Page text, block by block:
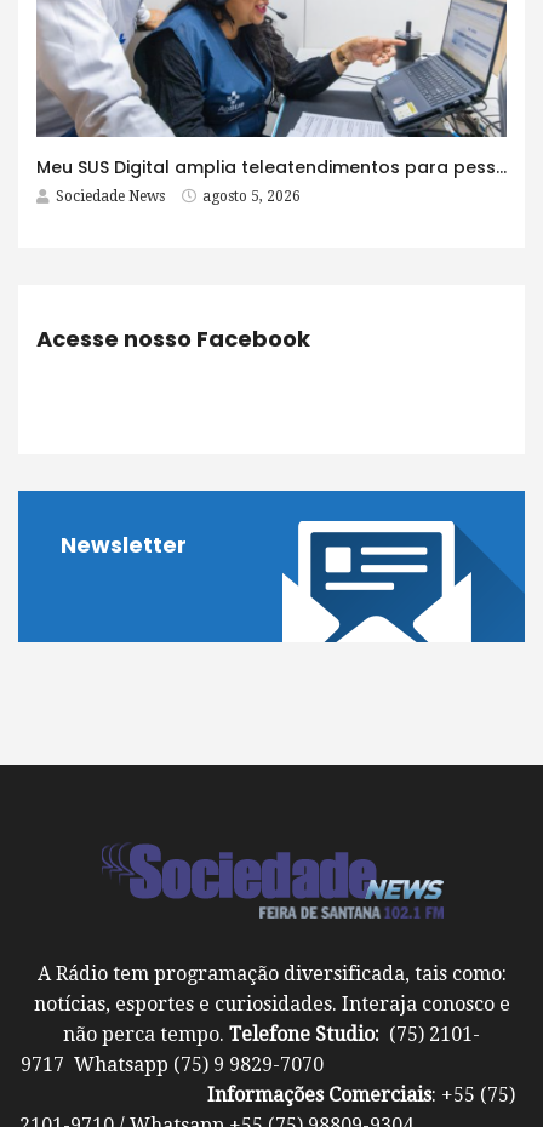
Meu SUS Digital amplia teleatendimentos para pessoas com problemas com jogos e apostas
Sociedade News agosto 5, 2026
Acesse nosso Facebook
Newsletter
A Rádio tem programação diversificada, tais como:
notícias, esportes e curiosidades. Interaja conosco e
não perca tempo. Telefone Studio: (75) 2101-
9717 Whatsapp (75) 9 9829-7070
Informações Comerciais: +55 (75)